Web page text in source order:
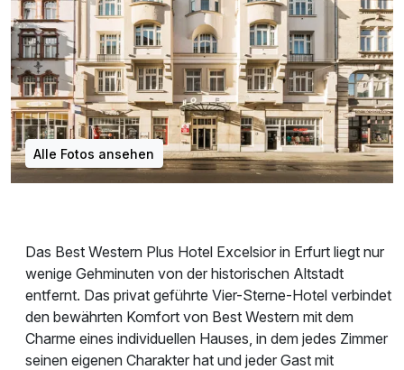
Alle Fotos ansehen
Das Best Western Plus Hotel Excelsior in Erfurt liegt nur
wenige Gehminuten von der historischen Altstadt
entfernt. Das privat geführte Vier-Sterne-Hotel verbindet
den bewährten Komfort von Best Western mit dem
Charme eines individuellen Hauses, in dem jedes Zimmer
seinen eigenen Charakter hat und jeder Gast mit